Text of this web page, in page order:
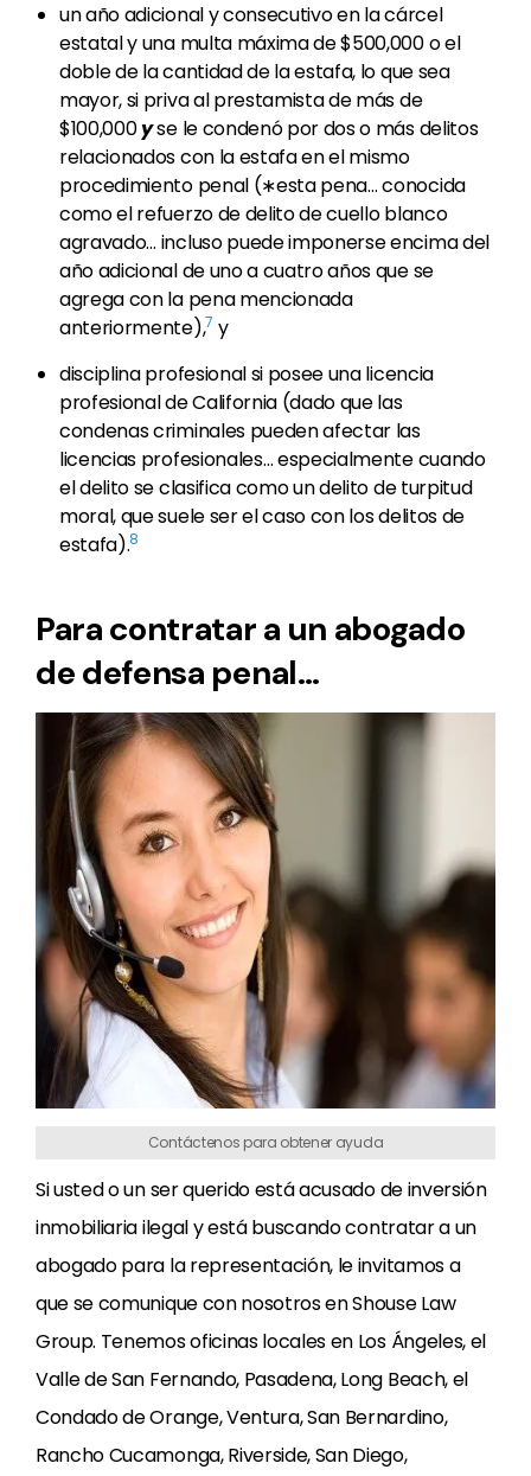
un año adicional y consecutivo en la cárcel
estatal y una multa máxima de $500,000 o el
doble de la cantidad de la estafa, lo que sea
mayor, si priva al prestamista de más de
$100,000yse le condenó por dos o más delitos
relacionados con la estafa en el mismo
procedimiento penal (∗esta pena… conocida
como el refuerzo de delito de cuello blanco
agravado… incluso puede imponerse encima del
año adicional de uno a cuatro años que se
agrega con la pena mencionada
anteriormente),7 y
disciplina profesional si posee una licencia
profesional de California (dado que las
condenas criminales pueden afectar las
licencias profesionales… especialmente cuando
el delito se clasifica como un delito de turpitud
moral, que suele ser el caso con los delitos de
estafa).8
Para contratar a un abogado
de defensa penal…
Contáctenos para obtener ayuda
Si usted o un ser querido está acusado de inversión
inmobiliaria ilegal y está buscando contratar a un
abogado para la representación, le invitamos a
que se comunique con nosotros en Shouse Law
Group. Tenemos oficinas locales en Los Ángeles, el
Valle de San Fernando, Pasadena, Long Beach, el
Condado de Orange, Ventura, San Bernardino,
Rancho Cucamonga, Riverside, San Diego,